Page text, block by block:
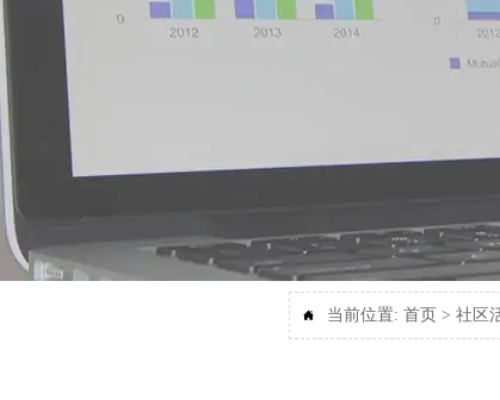
 当前位置: 首页 > 社区